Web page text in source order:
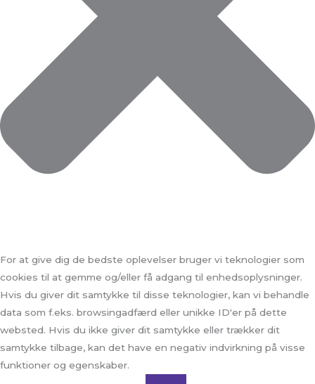
For at give dig de bedste oplevelser bruger vi teknologier som
cookies til at gemme og/eller få adgang til enhedsoplysninger.
Hvis du giver dit samtykke til disse teknologier, kan vi behandle
data som f.eks. browsingadfærd eller unikke ID'er på dette
websted. Hvis du ikke giver dit samtykke eller trækker dit
samtykke tilbage, kan det have en negativ indvirkning på visse
funktioner og egenskaber.